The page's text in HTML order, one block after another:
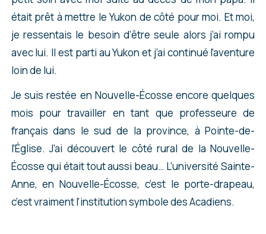
était prêt à mettre le Yukon de côté pour moi. Et moi,
je ressentais le besoin d’être seule alors j’ai rompu
avec lui. Il est parti au Yukon et j’ai continué l’aventure
loin de lui.
Je suis restée en Nouvelle-Écosse encore quelques
mois pour travailler en tant que professeure de
français dans le sud de la province, à Pointe-de-
l’Église. J’ai découvert le côté rural de la Nouvelle-
Écosse qui était tout aussi beau… L’université Sainte-
Anne, en Nouvelle-Écosse, c’est le porte-drapeau,
c’est vraiment l’institution symbole des Acadiens.